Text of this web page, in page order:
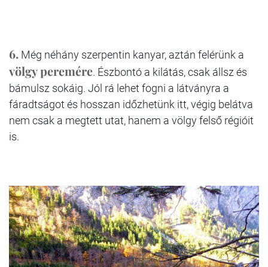
6. Még néhány szerpentin kanyar, aztán felérünk a
völgy peremére. Észbontó a kilátás, csak állsz és
bámulsz sokáig. Jól rá lehet fogni a látványra a
fáradtságot és hosszan időzhetünk itt, végig belátva
nem csak a megtett utat, hanem a völgy felső régióit
is.